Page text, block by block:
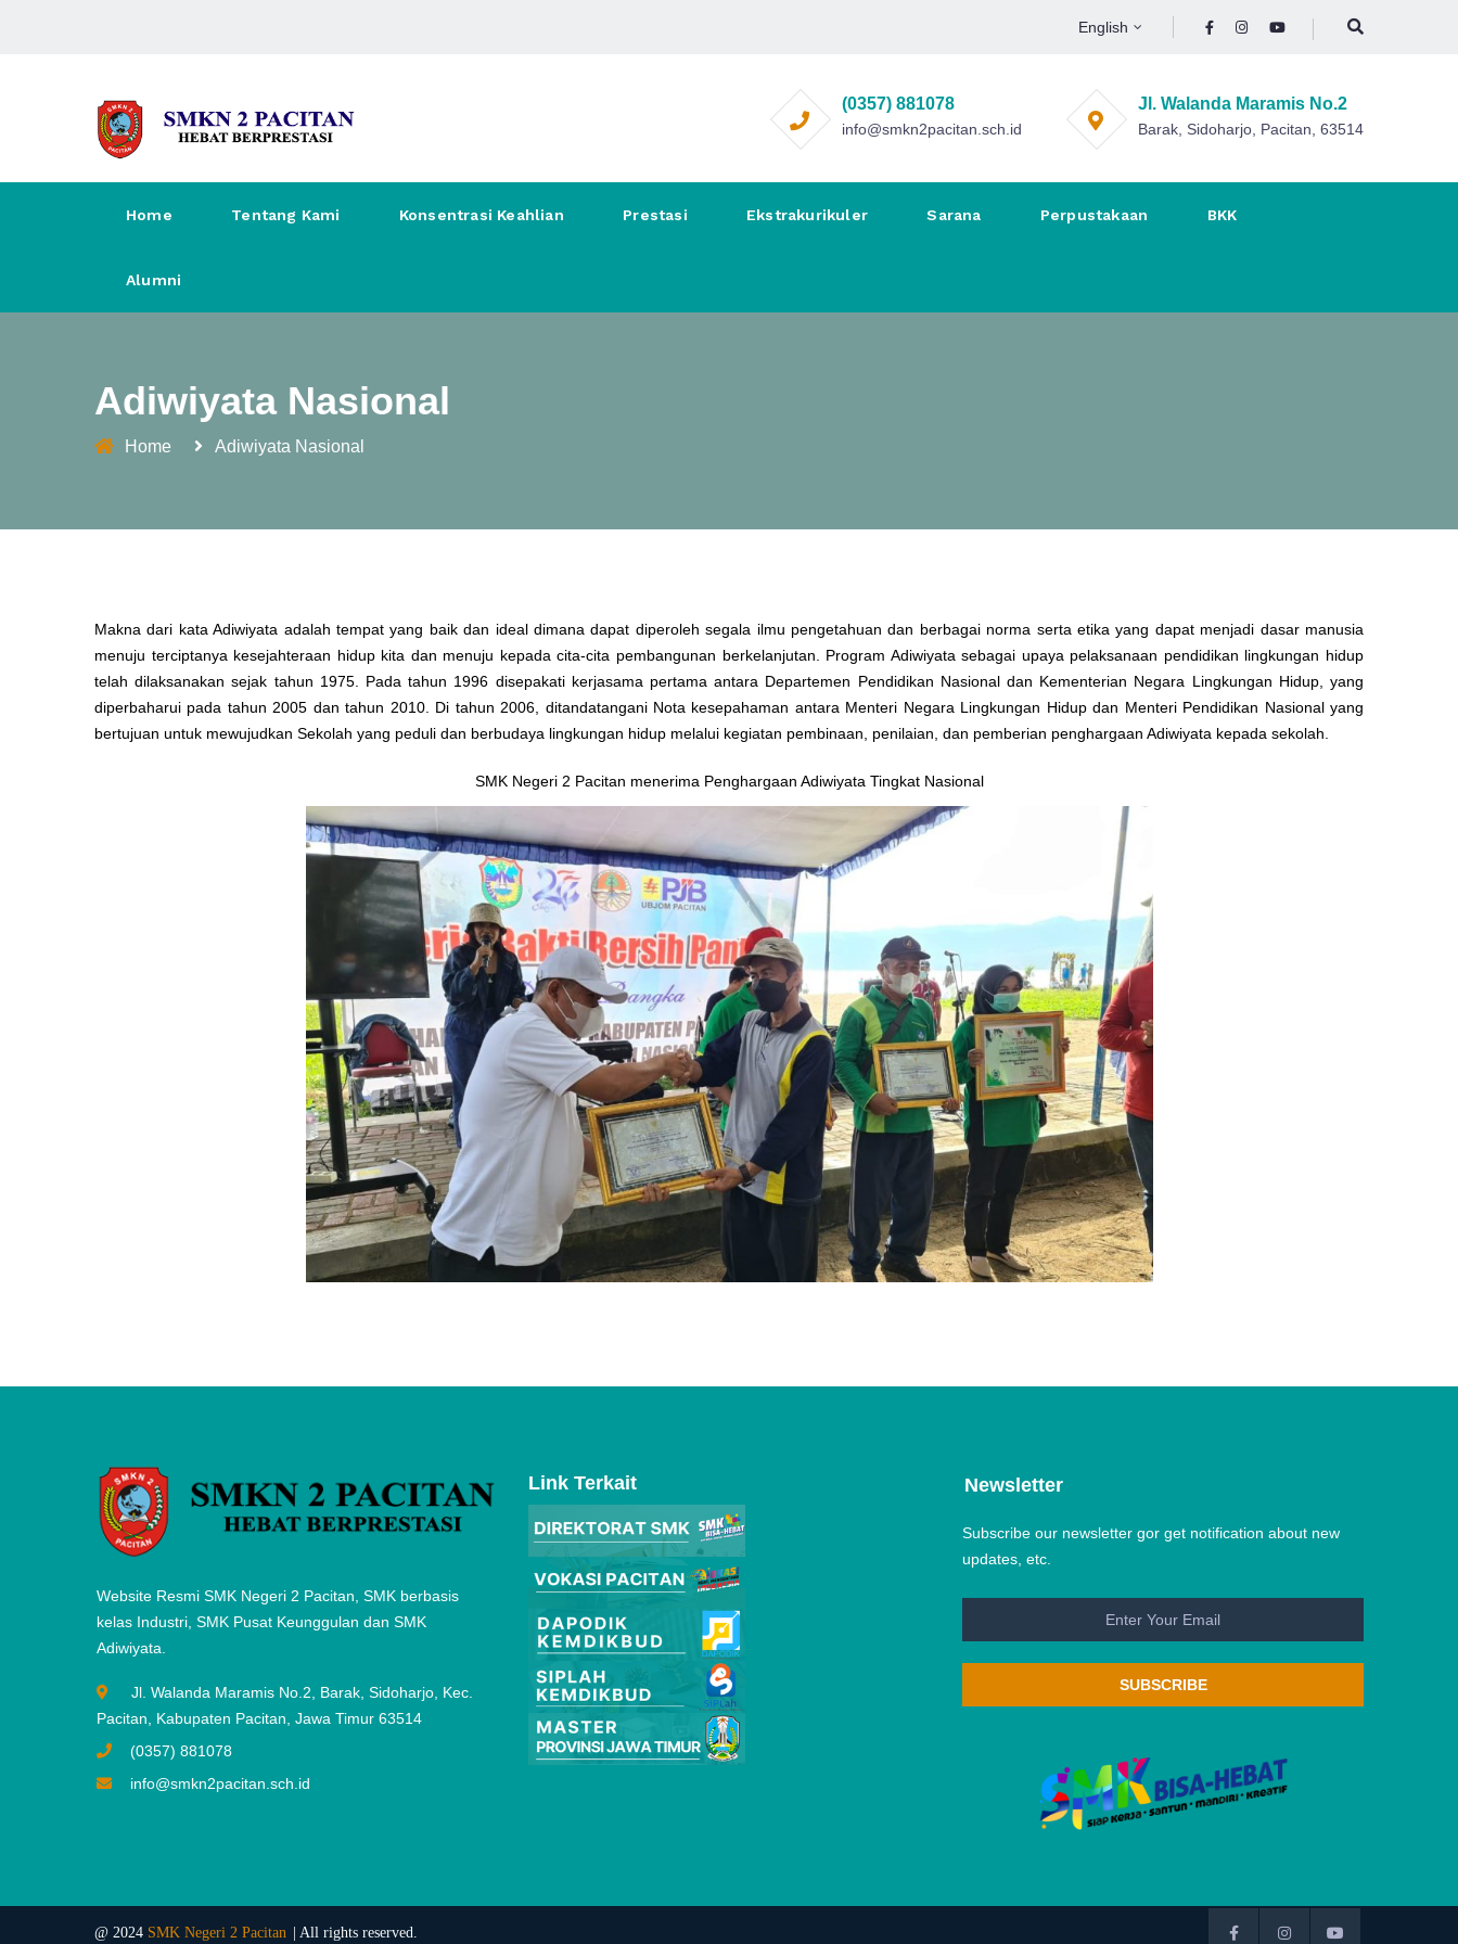
English
(0357) 881078
info@smkn2pacitan.sch.id
Jl. Walanda Maramis No.2
Barak, Sidoharjo, Pacitan, 63514
Home Tentang Kami Konsentrasi Keahlian Prestasi Ekstrakurikuler Sarana Perpustakaan BKK
Alumni
Adiwiyata Nasional
Home Adiwiyata Nasional
Makna dari kata Adiwiyata adalah tempat yang baik dan ideal dimana dapat diperoleh segala ilmu pengetahuan dan berbagai norma serta etika yang dapat menjadi dasar manusia
menuju terciptanya kesejahteraan hidup kita dan menuju kepada cita-cita pembangunan berkelanjutan. Program Adiwiyata sebagai upaya pelaksanaan pendidikan lingkungan hidup
telah dilaksanakan sejak tahun 1975. Pada tahun 1996 disepakati kerjasama pertama antara Departemen Pendidikan Nasional dan Kementerian Negara Lingkungan Hidup, yang
diperbaharui pada tahun 2005 dan tahun 2010. Di tahun 2006, ditandatangani Nota kesepahaman antara Menteri Negara Lingkungan Hidup dan Menteri Pendidikan Nasional yang
bertujuan untuk mewujudkan Sekolah yang peduli dan berbudaya lingkungan hidup melalui kegiatan pembinaan, penilaian, dan pemberian penghargaan Adiwiyata kepada sekolah.
SMK Negeri 2 Pacitan menerima Penghargaan Adiwiyata Tingkat Nasional
Website Resmi SMK Negeri 2 Pacitan, SMK berbasis
kelas Industri, SMK Pusat Keunggulan dan SMK
Adiwiyata.
Jl. Walanda Maramis No.2, Barak, Sidoharjo, Kec.
Pacitan, Kabupaten Pacitan, Jawa Timur 63514
(0357) 881078
info@smkn2pacitan.sch.id
Link Terkait Newsletter
Subscribe our newsletter gor get notification about new
updates, etc.
SUBSCRIBE
@ 2024 SMK Negeri 2 Pacitan | All rights reserved.